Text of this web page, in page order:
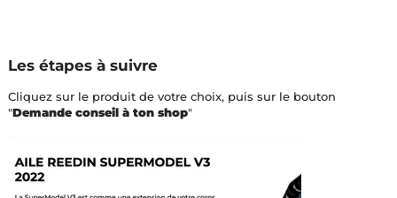
Les étapes à suivre
Cliquez sur le produit de votre choix, puis sur le bouton
"Demande conseil à ton shop"